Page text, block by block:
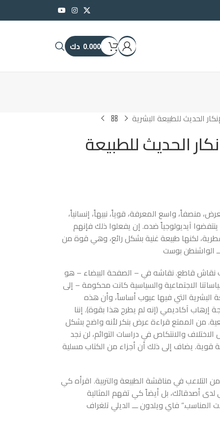
0.000 دك
الحديث للطبيعة البشرية
الحديث للطبيعة
منصفاً، واسع المعرفة، قوياً، نبيهاً، إنسانياً،
آيديولوجياً ضده. إن يفعلوا ذلك فإنهم
لكنها طبيعة غنية بشكل رائع، وهي قوة من
الواشنطن بوست
نقاش قاطع. نقاشه في – الصفحة البيضاء – هو
الاجتماعية والسياسية كانت محكومة – إلى
البشرية التي فيها عيوب أساساً، وأن هذه
آكاديمي (إنه لم يطرح هذا بقوة). إننا
من الممتع قراءة عرض بنكر لأنه واضح بشكل
والانتكاص في دراسات التوائم، لن نجد
قوية. يضاف إلى ذلك أن أجزاء من الكتاب مسلية
التلاعب في مناقشة الطبيعة والتربية. اقرأه كي
أصدقائك، بل أيضاً كي تفهم المثالية
فاي ويلدون ـــ الديلي تلغراف